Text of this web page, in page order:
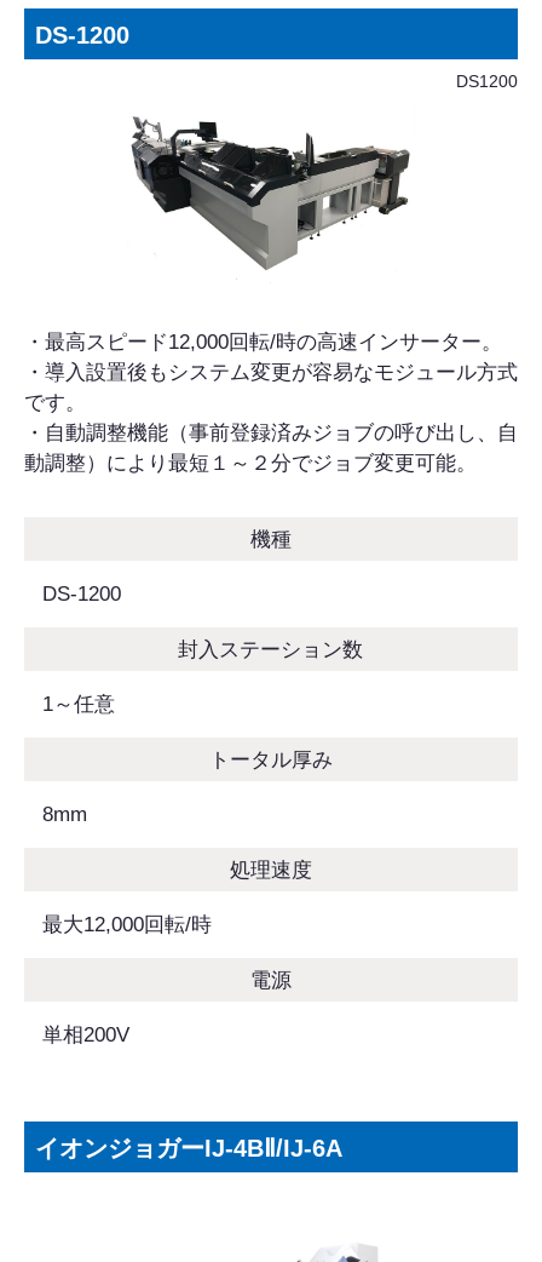
DS-1200
DS1200
・最高スピード12,000回転/時の高速インサーター。
・導入設置後もシステム変更が容易なモジュール方式
です。
・自動調整機能（事前登録済みジョブの呼び出し、自
動調整）により最短１～２分でジョブ変更可能。
機種
DS-1200
封入ステーション数
1～任意
トータル厚み
8mm
処理速度
最大12,000回転/時
電源
単相200V
イオンジョガーIJ-4BⅡ/IJ-6A